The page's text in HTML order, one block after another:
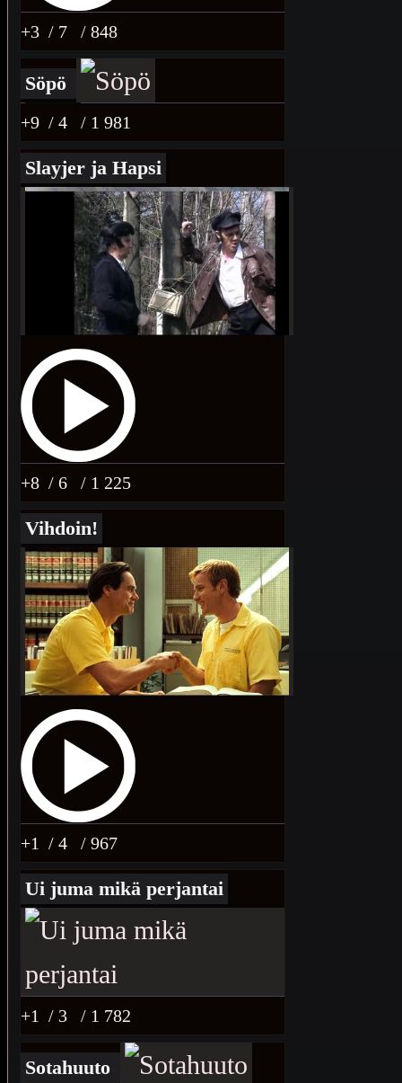
+3 / 7 / 848
Söpö
+9 / 4 / 1 981
Slayjer ja Hapsi
+8 / 6 / 1 225
Vihdoin!
+1 / 4 / 967
Ui juma mikä perjantai
+1 / 3 / 1 782
Sotahuuto